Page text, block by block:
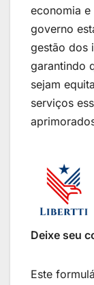
economia e
governo
gestão dos
garantindo
sejam
serviços
Deixe seu
Este